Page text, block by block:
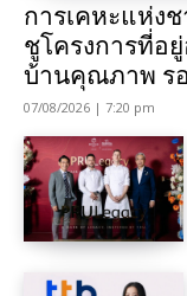
การเคหะแห่ง
ชูโครงการที่อ
บ้านคุณภาพ รอ
07/08/2026 | 7:20 pm